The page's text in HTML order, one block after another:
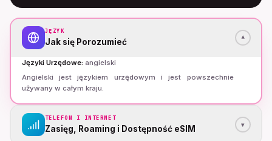
JĘZYK
Jak się Porozumieć ▾
Języki Urzędowe: angielski
Angielski jest językiem urzędowym i jest powszechnie
używany w całym kraju.
TELEFON I INTERNET
Zasięg, Roaming i Dostępność eSIM ▾